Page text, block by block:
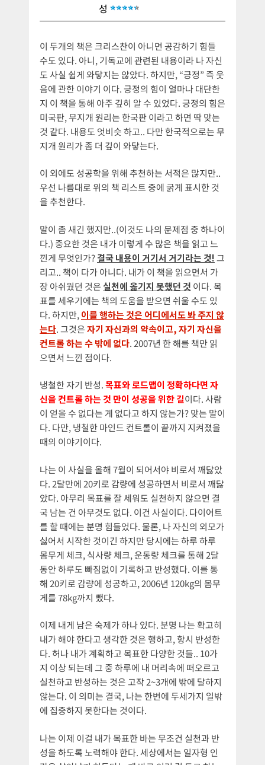
성
이 두개의 책은 크리스찬이 아니면 공감하기 힘들
수도 있다. 아니, 기독교에 관련된 내용이라 나 자신
도 사실 쉽게 와닿지는 않았다. 하지만, “긍정” 즉 웃
음에 관한 이야기 이다. 긍정의 힘이 얼마나 대단한
지 이 책을 통해 아주 깊히 알 수 있었다. 긍정의 힘은
미국판, 무지개 원리는 한국판 이라고 하면 딱 맞는
것 같다. 내용도 엇비슷 하고.. 다만 한국적으로는 무
지개 원리가 좀 더 깊이 와닿는다.
이 외에도 성공학을 위해 추천하는 서적은 많지만..
우선 나름대로 위의 책 리스트 중에 굵게 표시한 것
을 추천한다.
말이 좀 새긴 했지만..(이것도 나의 문제점 중 하나이
다.) 중요한 것은 내가 이렇게 수 많은 책을 읽고 느
낀게 무엇인가?결국 내용이 거기서 거기라는 것!그
리고.. 책이 다가 아니다. 내가 이 책을 읽으면서 가
장 아쉬웠던 것은 실천에 옮기지 못했던 것 이다. 목
표를 세우기에는 책의 도움을 받으면 쉬울 수도 있
다. 하지만, 이를 행하는 것은 어디에서도 봐 주지 않
는다. 그것은자기 자신과의 약속이고, 자기 자신을
컨트롤 하는 수 밖에 없다. 2007년 한 해를 책만 읽
으면서 느낀 점이다.
냉철한 자기 반성.목표와 로드맵이 정확하다면 자
신을 컨트롤 하는 것 만이 성공을 위한 길이다. 사람
이 얻을 수 없다는 게 없다고 하지 않는가? 맞는 말이
다. 다만, 냉철한 마인드 컨트롤이 끝까지 지켜졌을
때의 이야기이다.
나는 이 사실을 올해 7월이 되어서야 비로서 깨닳았
다. 2달만에 20키로 감량에 성공하면서 비로서 깨닳
았다. 아무리 목표를 잘 세워도 실천하지 않으면 결
국 남는 건 아무것도 없다. 이건 사실이다. 다이어트
를 할 때에는 분명 힘들었다. 물론, 나 자신의 외모가
싫어서 시작한 것이긴 하지만 당시에는 하루 하루
몸무게 체크, 식사량 체크, 운동량 체크를 통해 2달
동안 하루도 빠짐없이 기록하고 반성했다. 이를 통
해 20키로 감량에 성공하고, 2006년 120kg의 몸무
게를 78kg까지 뺐다.
이제 내게 남은 숙제가 하나 있다. 분명 나는 확고히
내가 해야 한다고 생각한 것은 행하고, 항시 반성한
다. 허나 내가 계획하고 목표한 다양한 것들.. 10가
지 이상 되는데 그 중 하루에 내 머리속에 떠오르고
실천하고 반성하는 것은 고작 2~3개에 밖에 달하지
않는다. 이 의미는 결국, 나는 한번에 두세가지 일밖
에 집중하지 못한다는 것이다.
나는 이제 이걸 내가 목표한 바는 무조건 실천과 반
성을 하도록 노력해야 한다. 세상에서는 일자형 인